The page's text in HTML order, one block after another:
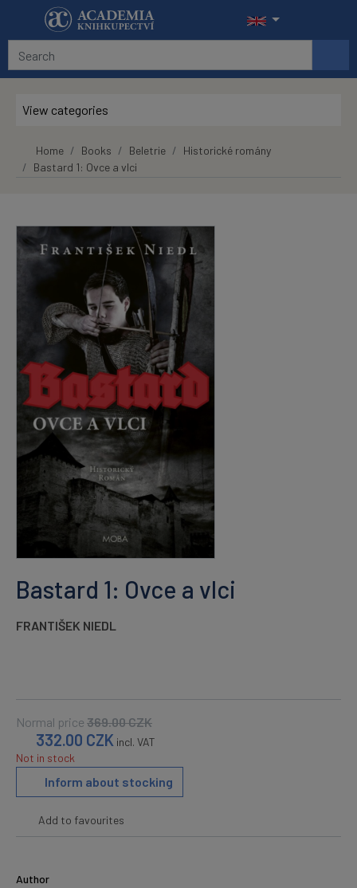
Skip to main content
View categories
Home Books Beletrie
Historické romány
Bastard 1: Ovce a vlci
Bastard 1: Ovce a vlci
FRANTIŠEK NIEDL
Normal price 369.00CZK
332.00 CZK incl. VAT
Not in stock
Inform about stocking
Add to favourites
Author